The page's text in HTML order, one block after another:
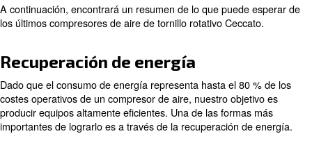
recuperación de energía, la eficiencia del motor y las
monitorización.
Esta innovación en compresores conlleva un ahorro a
tanto en costes de mantenimiento como de
interesado en reducir los costes energéticos, dirigir un
ecológico o aprovechar los controles y la
ofrecemos varias soluciones.